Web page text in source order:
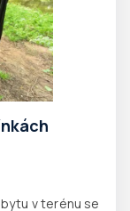
v terénu se